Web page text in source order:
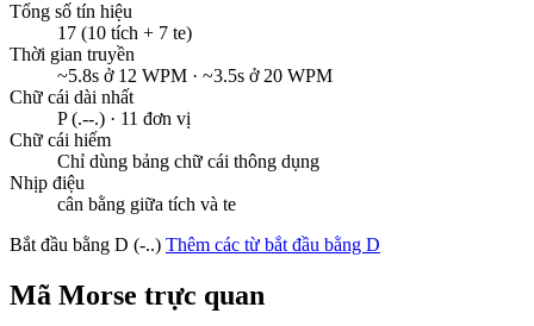
Tổng số tín hiệu
17 (10 tích + 7 te)
Thời gian truyền
~5.8s ở 12 WPM · ~3.5s ở 20 WPM
Chữ cái dài nhất
P (.--.) · 11 đơn vị
Chữ cái hiếm
Chỉ dùng bảng chữ cái thông dụng
Nhịp điệu
cân bằng giữa tích và te
Bắt đầu bằng D (-..) Thêm các từ bắt đầu bằng D
Mã Morse trực quan